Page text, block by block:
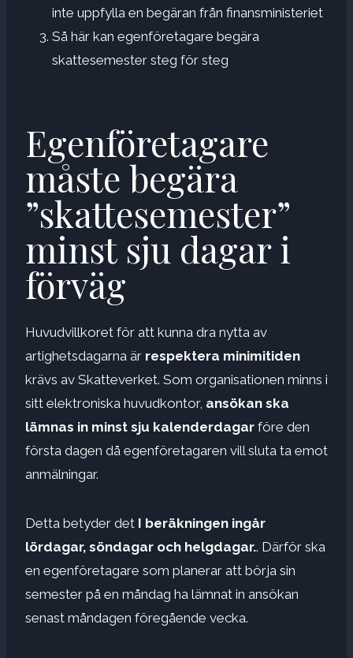
inte uppfylla en begäran från finansministeriet
Så här kan egenföretagare begära
skattesemester steg för steg
Egenföretagare
måste begära
”skattesemester”
minst sju dagar i
förväg
Huvudvillkoret för att kunna dra nytta av
artighetsdagarna är respektera minimitiden
krävs av Skatteverket. Som organisationen minns i
sitt elektroniska huvudkontor, ansökan ska
lämnas in minst sju kalenderdagar före den
första dagen då egenföretagaren vill sluta ta emot
anmälningar.
Detta betyder det I beräkningen ingår
lördagar, söndagar och helgdagar.. Därför ska
en egenföretagare som planerar att börja sin
semester på en måndag ha lämnat in ansökan
senast måndagen föregående vecka.